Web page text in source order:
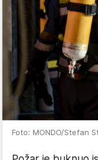
Foto: MONDO/Stefan